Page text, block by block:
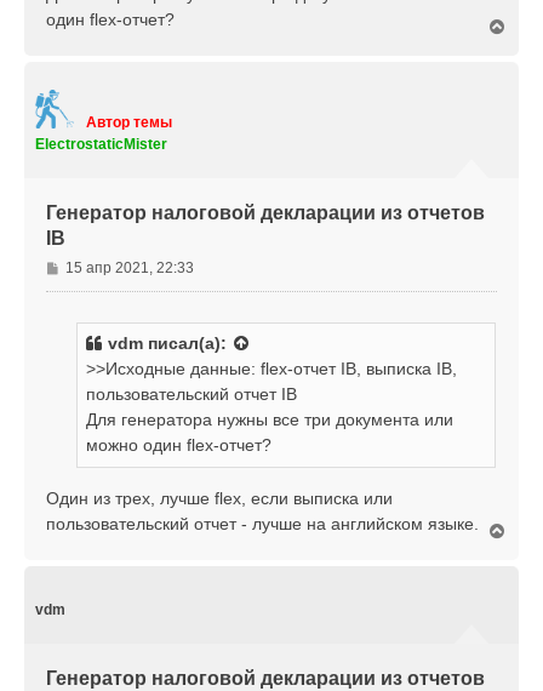
н
один flex-отчет?
Автор темы
ElectrostaticMister
Генератор налоговой декларации из отчетов
IB
С
о
15 апр 2021, 22:33
vdm писал(а):
>>Исходные данные: flex-отчет IB, выписка IB,
пользовательский отчет IB
Для генератора нужны все три документа или
можно один flex-отчет?
Один из трех, лучше flex, если выписка или
пользовательский отчет - лучше на английском языке.
vdm
Генератор налоговой декларации из отчетов